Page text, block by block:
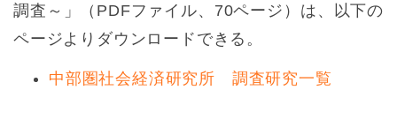
調査～」（PDFファイル、70ページ）は、以下の
ページよりダウンロードできる。
中部圏社会経済研究所 調査研究一覧